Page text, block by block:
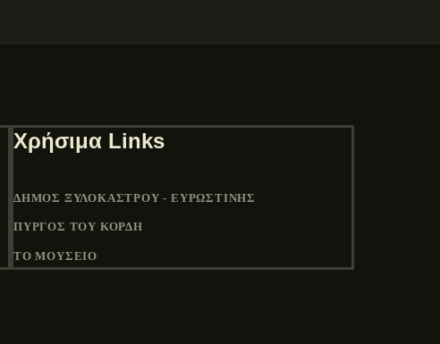
Χρήσιμα Links
ΔΉΜΟΣ ΞΥΛΟΚΆΣΤΡΟΥ - ΕΥΡΩΣΤΊΝΗΣ
ΠΎΡΓΟΣ ΤΟΥ ΚΟΡΔΉ
ΤΟ ΜΟΥΣΕΙΟ